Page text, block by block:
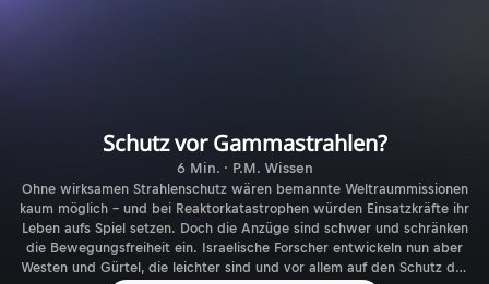
Schutz vor Gammastrahlen?
6 Min. · P.M. Wissen
Ohne wirksamen Strahlenschutz wären bemannte Weltraummissionen
kaum möglich – und bei Reaktorkatastrophen würden Einsatzkräfte ihr
Leben aufs Spiel setzen. Doch die Anzüge sind schwer und schränken
die Bewegungsfreiheit ein. Israelische Forscher entwickeln nun aber
Westen und Gürtel, die leichter sind und vor allem auf den Schutz des